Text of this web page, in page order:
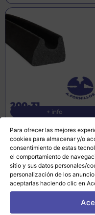
Para ofrecer las mejores
cookies para almacenar y/o
consentimiento de estas
el comportamiento de
sitio y sus datos personales/
personalización de los
aceptarlas haciendo clic en
200-31
+ info